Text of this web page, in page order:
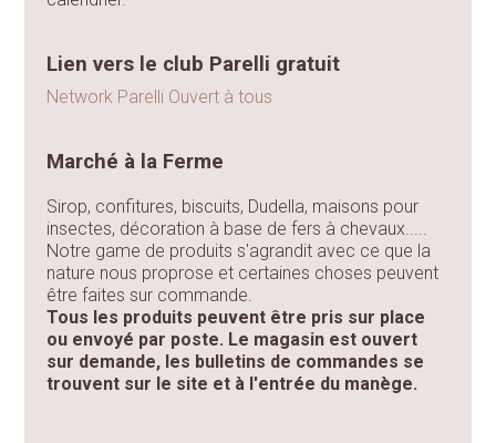
Lien vers le club Parelli gratuit
Network Parelli Ouvert à tous
Marché à la Ferme
Sirop, confitures, biscuits, Dudella, maisons pour
insectes, décoration à base de fers à chevaux.....
Notre game de produits s'agrandit avec ce que la
nature nous proprose et certaines choses peuvent
être faites sur commande.
Tous les produits peuvent être pris sur place
ou envoyé par poste. Le magasin est ouvert
sur demande, les bulletins de commandes se
trouvent sur le site et à l'entrée du manège.